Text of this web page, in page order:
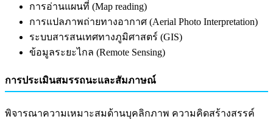
การอ่านแผนที่ (Map reading)
การแปลภาพถ่ายทางอากาศ (Aerial Photo Interpretation)
ระบบสารสนเทศทางภูมิศาสตร์ (GIS)
ข้อมูลระยะไกล (Remote Sensing)
การประเมินสมรรถนะและสัมภาษณ์
พิจารณาความเหมาะสมด้านบุคลิกภาพ ความคิดสร้างสรรค์